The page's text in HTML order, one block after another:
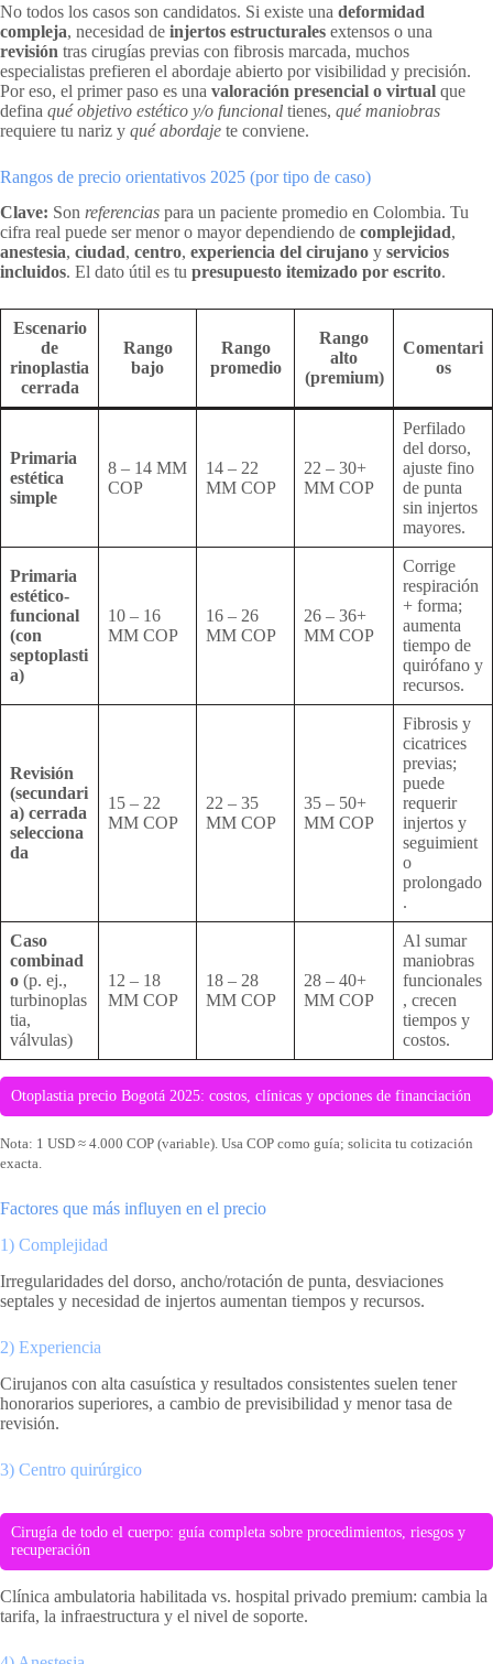
No todos los casos son candidatos. Si existe una deformidad
compleja, necesidad de injertos estructurales extensos o una
revisión tras cirugías previas con fibrosis marcada, muchos
especialistas prefieren el abordaje abierto por visibilidad y precisión.
Por eso, el primer paso es una valoración presencial o virtual que
defina qué objetivo estético y/o funcional tienes, qué maniobras
requiere tu nariz y qué abordaje te conviene.
Rangos de precio orientativos 2025 (por tipo de caso)
Clave: Son referencias para un paciente promedio en Colombia. Tu
cifra real puede ser menor o mayor dependiendo de complejidad,
anestesia, ciudad, centro, experiencia del cirujano y servicios
incluidos. El dato útil es tu presupuesto itemizado por escrito.
Escenario
de
rinoplastia
cerrada
Rango
bajo
Rango
promedio
Rango
alto
(premium)
Comentari
os
Primaria
estética
simple
8 – 14 MM
COP
14 – 22
MM COP
22 – 30+
MM COP
Perfilado
del dorso,
ajuste fino
de punta
sin injertos
mayores.
Primaria
estético-
funcional
(con
septoplasti
a)
10 – 16
MM COP
16 – 26
MM COP
26 – 36+
MM COP
Corrige
respiración
+ forma;
aumenta
tiempo de
quirófano y
recursos.
Revisión
(secundari
a) cerrada
selecciona
da
15 – 22
MM COP
22 – 35
MM COP
35 – 50+
MM COP
Fibrosis y
cicatrices
previas;
puede
requerir
injertos y
seguimient
o
prolongado
.
Caso
combinad
o (p. ej.,
turbinoplas
tia,
válvulas)
12 – 18
MM COP
18 – 28
MM COP
28 – 40+
MM COP
Al sumar
maniobras
funcionales
, crecen
tiempos y
costos.
Otoplastia precio Bogotá 2025: costos, clínicas y opciones de financiación
Nota: 1 USD ≈ 4.000 COP (variable). Usa COP como guía; solicita tu cotización
exacta.
Factores que más influyen en el precio
1) Complejidad
Irregularidades del dorso, ancho/rotación de punta, desviaciones
septales y necesidad de injertos aumentan tiempos y recursos.
2) Experiencia
Cirujanos con alta casuística y resultados consistentes suelen tener
honorarios superiores, a cambio de previsibilidad y menor tasa de
revisión.
3) Centro quirúrgico
Cirugía de todo el cuerpo: guía completa sobre procedimientos, riesgos y
recuperación
Clínica ambulatoria habilitada vs. hospital privado premium: cambia la
tarifa, la infraestructura y el nivel de soporte.